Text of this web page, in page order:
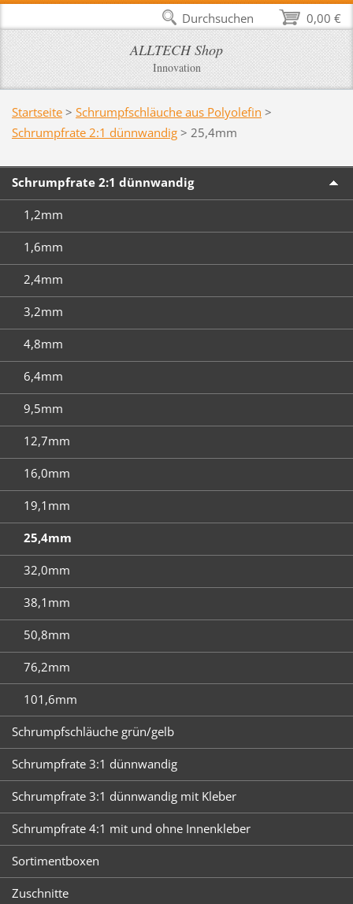
ALLTECH Shop
Innovation
Startseite > Schrumpfschläuche aus Polyolefin >
Schrumpfrate 2:1 dünnwandig > 25,4mm
Schrumpfrate 2:1 dünnwandig
1,2mm
1,6mm
2,4mm
3,2mm
4,8mm
6,4mm
9,5mm
12,7mm
16,0mm
19,1mm
25,4mm
32,0mm
38,1mm
50,8mm
76,2mm
101,6mm
Schrumpfschläuche grün/gelb
Schrumpfrate 3:1 dünnwandig
Schrumpfrate 3:1 dünnwandig mit Kleber
Schrumpfrate 4:1 mit und ohne Innenkleber
Sortimentboxen
Zuschnitte
0,00 €
Durchsuchen